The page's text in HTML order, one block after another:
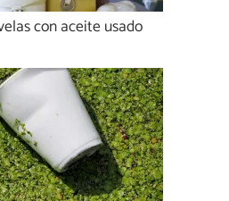
con aceite usado